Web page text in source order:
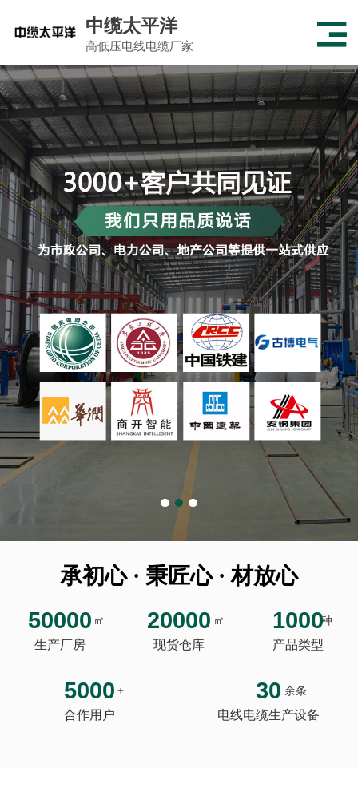
中缆太平洋
高低压电线电缆厂家
承初心 · 秉匠心 · 材放心
50000 ㎡
生产厂房
20000 ㎡
现货仓库
1000种
产品类型
5000 +
合作用户
30 余条
电线电缆生产设备